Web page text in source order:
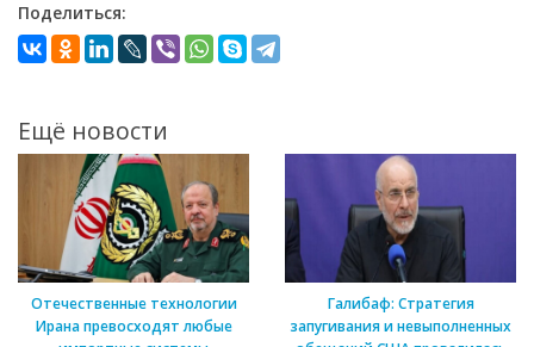
Поделиться:
Ещё новости
Отечественные технологии
Ирана превосходят любые
Галибаф: Стратегия
запугивания и невыполненных